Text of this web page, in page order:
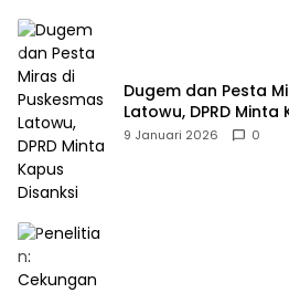
Dugem dan Pesta
Latowu, DPRD Minta
9 Januari 2026 0